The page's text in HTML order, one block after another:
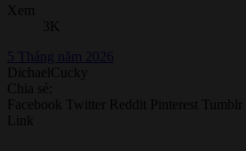
Xem
3K
5 Tháng năm 2026
DichaelCucky
Chia sẻ:
Facebook Twitter Reddit Pinterest Tumblr
Link